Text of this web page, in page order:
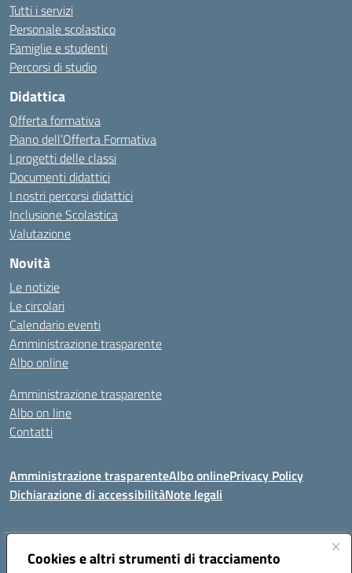
Cookies e altri strumenti di tracciamento
Tutti i servizi
Personale scolastico
Famiglie e studenti
Percorsi di studio
Didattica
Offerta formativa
Piano dell’Offerta Formativa
I progetti delle classi
Documenti didattici
I nostri percorsi didattici
Inclusione Scolastica
Valutazione
Novità
Le notizie
Le circolari
Calendario eventi
Amministrazione trasparente
Albo online
Amministrazione trasparente
Albo on line
Contatti
Amministrazione trasparenteAlbo onlinePrivacy Policy
Dichiarazione di accessibilitàNote legali
Indirizzo:Via Tirso, 07011 Bono (SS)